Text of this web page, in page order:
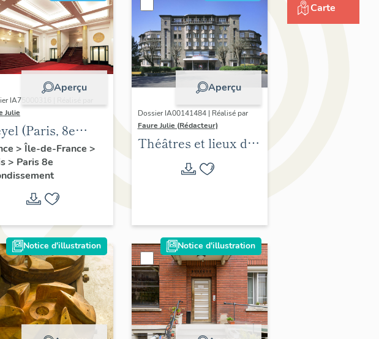
Aperçu
IA75000316 | Réalisé par
Julie
(Paris, 8e
de concert
> Île-de-France >
> Paris 8e
Aperçu
Dossier IA00141484 | Réalisé par
Faure Julie (Rédacteur)
Théâtres et lieux de
spectacle, 1910-1940.
Conclusion et
Notice d'illustration Notice d'illustration
Carte